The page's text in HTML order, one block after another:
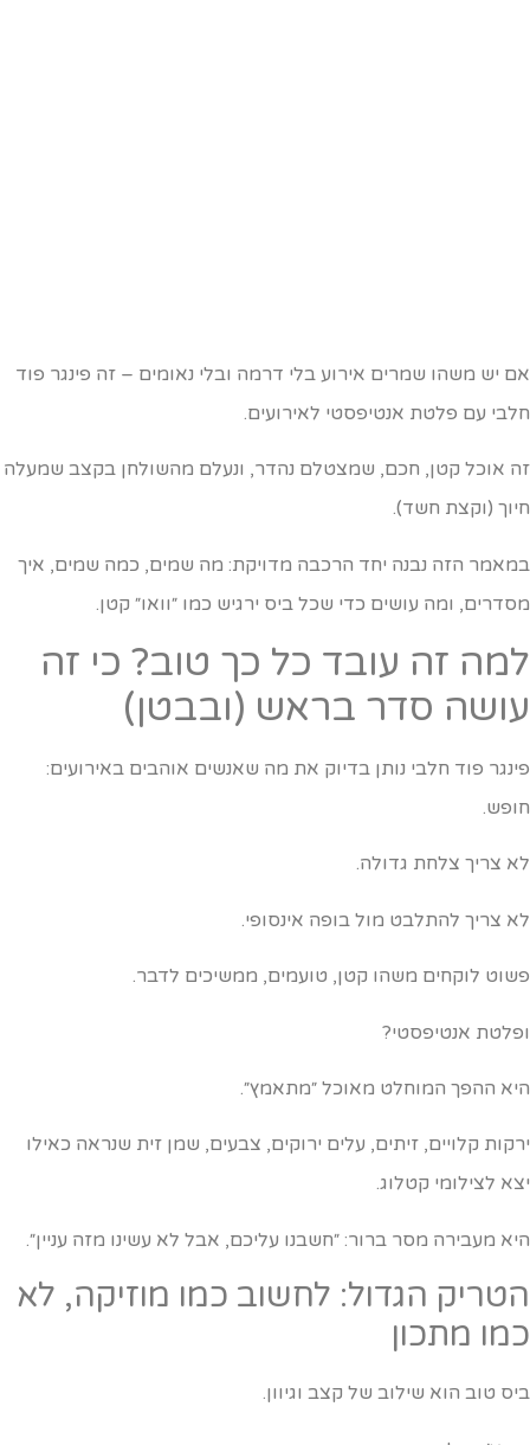
יש משהו שמרים אירוע בלי דרמה ובלי נאומים – זה פינגר פוד
עם פלטת אנטיפסטי לאירועים.
אוכל קטן, חכם, שמצטלם נהדר, ונעלם מהשולחן בקצב שמעלה
(וקצת חשד).
הזה נבנה יחד הרכבה מדויקת: מה שמים, כמה שמים, איך
ומה עושים כדי שכל ביס ירגיש כמו ״וואו״ קטן.
זה עובד כל כך טוב? כי זה
סדר בראש (ובבטן)
פוד חלבי נותן בדיוק את מה שאנשים אוהבים באירועים:
צריך צלחת גדולה.
צריך להתלבט מול בופה אינסופי.
לוקחים משהו קטן, טועמים, ממשיכים לדבר.
אנטיפסטי?
ההפך המוחלט מאוכל ״מתאמץ״.
קלויים, זיתים, עלים ירוקים, צבעים, שמן זית שנראה כאילו
לצילומי קטלוג.
מעבירה מסר ברור: ״חשבנו עליכם, אבל לא עשינו מזה עניין״.
הגדול: לחשוב כמו מוזיקה, לא
מתכון
טוב הוא שילוב של קצב וגיוון.